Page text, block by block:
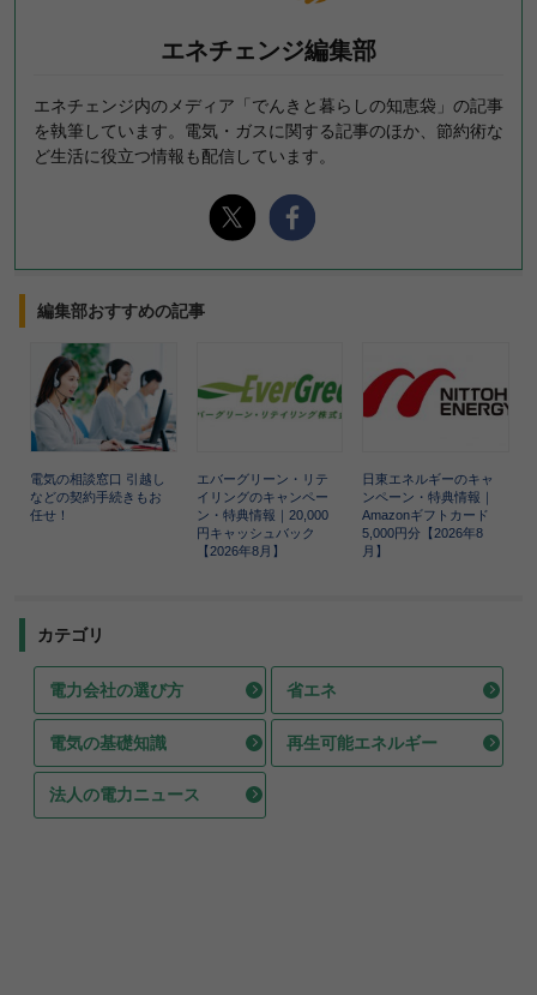
エネチェンジ編集部
エネチェンジ内のメディア「でんきと暮らしの知恵袋」の記事
を執筆しています。電気・ガスに関する記事のほか、節約術な
ど生活に役立つ情報も配信しています。
編集部おすすめの記事
電気の相談窓口 引越し
などの契約手続きもお
任せ！
エバーグリーン・リテ
イリングのキャンペー
ン・特典情報｜20,000
円キャッシュバック
【2026年8月】
日東エネルギーのキャ
ンペーン・特典情報｜
Amazonギフトカード
5,000円分【2026年8
月】
カテゴリ
電力会社の選び方 省エネ
電気の基礎知識 再生可能エネルギー
法人の電力ニュース